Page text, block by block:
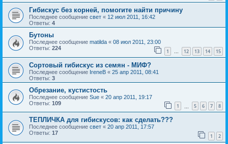
Гибискус без корней, помогите найти причину
Последнее сообщение свет « 12 июл 2011, 16:42
Ответы: 4
Бутоны
Последнее сообщение matilda « 08 июл 2011, 23:00
Ответы: 224 1 … 12 13 14 15
Сортовый гибискус из семян - МИФ?
Последнее сообщение IreneB « 25 апр 2011, 08:41
Ответы: 3
Обрезание, кустистость
Последнее сообщение Sue « 20 апр 2011, 19:17
Ответы: 109 1 5 6 7 8
ТЕПЛИЧКА для гибискусов: как сделать???
Последнее сообщение свет « 20 апр 2011, 17:57
Ответы: 17 1 2